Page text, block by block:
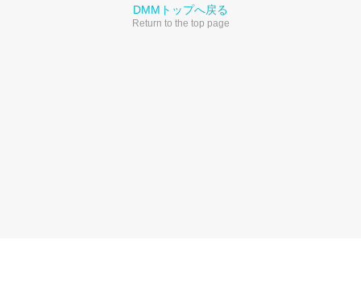
DMMトップへ戻る
Return to the top page